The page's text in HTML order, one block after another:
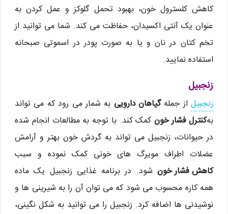
کاهش کلسترول خون، بهبود تحمل گلوکز و عمل کردن به
عنوان یک آنتی اکسیدان، حفاظت می کند. شما می توانید از
تخم کتان در نان و یا به صورت پودر در اسموتی صبحانه
استفاده نمایید.
زنجبیل
زنجبیلاز جملهگیاهان دارویی به شمار می رود که می تواند
بهکنترل فشار خون کمک کند. با توجه به مطالعات انجام شده
در حیوانات، زنجبیل می تواند به گردش خون بهتر و آرامش
عضلات اطراف مویرگ های خونی کمک نموده و سبب
کاهش فشار خون شود. در برنامه غذایی زنجبیل یک ماده
همه کاره محسوب می شود که می توان آن را به شیرینی ها و
نوشیدنی ها اضافه کرد. زنجبیل را می توانید به شکل نگینی،